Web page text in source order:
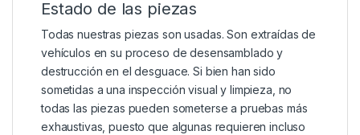
Estado de las piezas
Todas nuestras piezas son usadas. Son extraídas de
vehículos en su proceso de desensamblado y
destrucción en el desguace. Si bien han sido
sometidas a una inspección visual y limpieza, no
todas las piezas pueden someterse a pruebas más
exhaustivas, puesto que algunas requieren incluso